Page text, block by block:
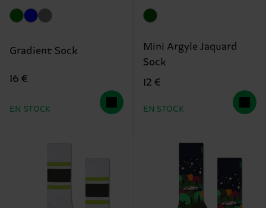
Gradient Sock
16 €
EN STOCK
Mini Argyle Jaquard
Sock
12 €
EN STOCK